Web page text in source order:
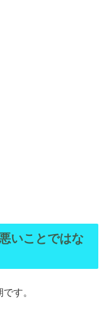
いことではな
す。